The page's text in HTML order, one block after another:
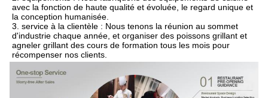
avec la fonction de haute qualité et évoluée, le regard unique et
la conception humanisée.
3. service à la clientèle : Nous tenons la réunion au sommet
d'industrie chaque année, et organiser des poissons grillant et
agneler grillant des cours de formation tous les mois pour
récompenser nos clients.